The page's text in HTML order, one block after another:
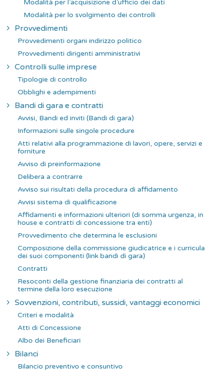
Modalità per l’acquisizione d’ufficio dei dati
Modalità per lo svolgimento dei controlli
Provvedimenti
Provvedimenti organi indirizzo politico
Provvedimenti dirigenti amministrativi
Controlli sulle imprese
Tipologie di controllo
Obblighi e adempimenti
Bandi di gara e contratti
Avvisi, Bandi ed inviti (Bandi di gara)
Informazioni sulle singole procedure
Atti relativi alla programmazione di lavori, opere, servizi e
forniture
Avviso di preinformazione
Delibera a contrarre
Avviso sui risultati della procedura di affidamento
Avvisi sistema di qualificazione
Affidamenti e informazioni ulteriori (di somma urgenza, in
house e contratti di concessione tra enti)
Provvedimento che determina le esclusioni
Composizione della commissione giudicatrice e i curricula
dei suoi componenti (link bandi di gara)
Contratti
Resoconti della gestione finanziaria dei contratti al
termine della loro esecuzione
Sovvenzioni, contributi, sussidi, vantaggi economici
Criteri e modalità
Atti di Concessione
Albo dei Beneficiari
Bilanci
Bilancio preventivo e consuntivo